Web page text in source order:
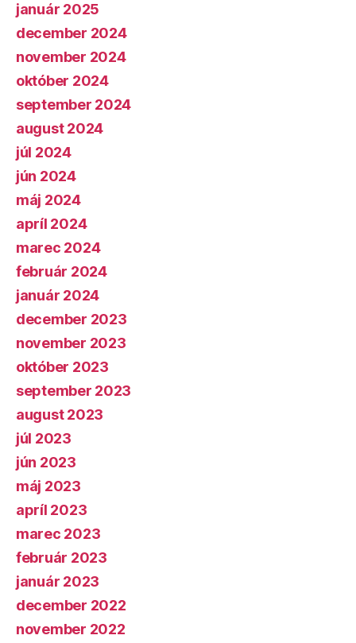
január 2025
december 2024
november 2024
október 2024
september 2024
august 2024
júl 2024
jún 2024
máj 2024
apríl 2024
marec 2024
február 2024
január 2024
december 2023
november 2023
október 2023
september 2023
august 2023
júl 2023
jún 2023
máj 2023
apríl 2023
marec 2023
február 2023
január 2023
december 2022
november 2022